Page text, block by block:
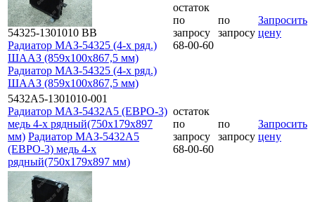
54325-1301010 ВВ
Радиатор МАЗ-54325 (4-х ряд.)
ШААЗ (859х100х867,5 мм)
Радиатор МАЗ-54325 (4-х ряд.)
ШААЗ (859х100х867,5 мм)
остаток
по
запросу
68-00-60
по
запросу
Запросить
цену
5432А5-1301010-001
Радиатор МАЗ-5432А5 (ЕВРО-3)
медь 4-х рядный(750х179х897
мм) Радиатор МАЗ-5432А5
(ЕВРО-3) медь 4-х
рядный(750х179х897 мм)
остаток
по
запросу
68-00-60
по
запросу
Запросить
цену